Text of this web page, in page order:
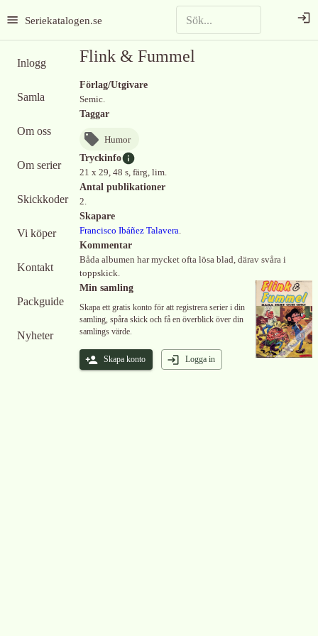
Seriekatalogen.se
Inlogg
Samla
Om oss
Om serier
Skickkoder
Vi köper
Kontakt
Packguide
Nyheter
Flink & Fummel
Förlag/Utgivare
Semic.
Taggar
Humor
Tryckinfo
21 x 29, 48 s, färg, lim.
Antal publikationer
2.
Skapare
Francisco Ibáñez Talavera.
Kommentar
Båda albumen har mycket ofta lösa blad, därav svåra i
toppskick.
Min samling
Skapa ett gratis konto för att registrera serier i din
samling, spåra skick och få en överblick över din
samlings värde.
Skapa konto Logga in